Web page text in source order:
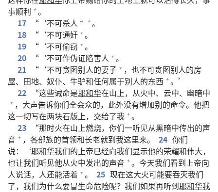
事顺利 + 。
17
“‘不可杀人 * + 。
18
“‘不可通奸 + 。
19
“‘不可偷窃 + 。
20
“‘不可作伪证陷害人 + 。
21
“‘不可贪图别人的妻子 + ，也不可贪图别人的房
屋、田地、奴仆、牛驴和任何属于别人的东西 + 。’
22
“这些诫命是耶和华在山上，从火中、云中、幽暗中
+ ，大声告诉你们全会众的，此外没有增加别的命令。他把
这一切写在两块石版上，交给了我 + 。
23
“那时火在山上燃烧，你们一听见从黑暗中传出的声
音 + ，各部族的首领和长老就到我这里来。 24 你们
说：‘耶和华我们的上帝已经向我们显示他的荣耀和伟大，
也让我们听见他从火中发出的声音 + 。今天我们看到上帝向
人说话，人还能活着 + 。 25 现在这大火可能要吞灭我们
了，我们为什么要冒生命危险呢？我们如果再听到耶和华我